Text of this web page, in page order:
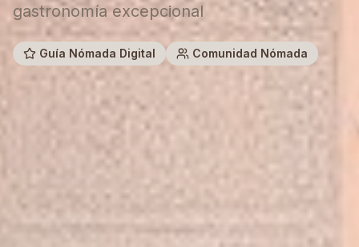
gastronomía excepcional
Guía Nómada Digital Comunidad Nómada